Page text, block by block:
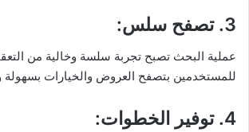
3. تصفح سلس :
عملية البحث تصبح تجربة سلسة وخالية من
للمستخدمين بتصفح العروض والخيارات
4. توفير الخطوات :